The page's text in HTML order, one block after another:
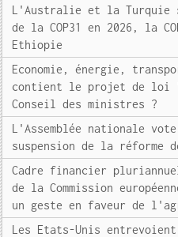
L'Australie et la Turquie
de la COP31 en 2026, la
Ethiopie
Economie, énergie,
contient le projet de loi
Conseil des ministres ?
L'Assemblée nationale
suspension de la réforme
Cadre financier
de la Commission
un geste en faveur de
Les Etats-Unis